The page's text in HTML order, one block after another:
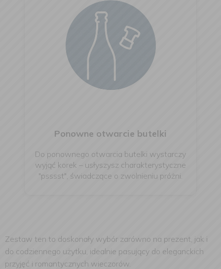
Ponowne otwarcie butelki
Do ponownego otwarcia butelki wystarczy
wyjąć korek – usłyszysz charakterystyczne
"psssst", świadczące o zwolnieniu próżni.
Zestaw ten to doskonały wybór zarówno na prezent, jak i
do codziennego użytku, idealnie pasujący do eleganckich
przyjęć i romantycznych wieczorów.